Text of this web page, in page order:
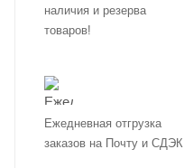
наличия и резерва
товаров!
Ежедневная отгрузка
заказов на Почту и СДЭК